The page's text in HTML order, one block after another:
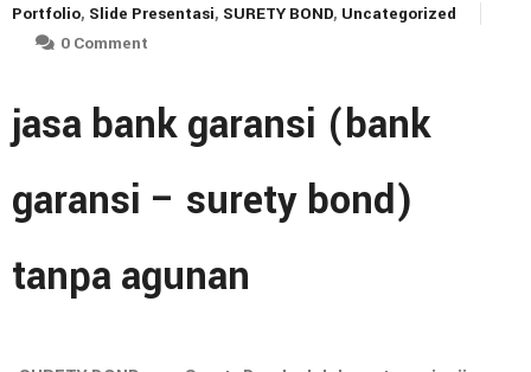
Portfolio, Slide Presentasi, SURETY BOND, Uncategorized
0 Comment
jasa bank garansi (bank
garansi – surety bond)
tanpa agunan